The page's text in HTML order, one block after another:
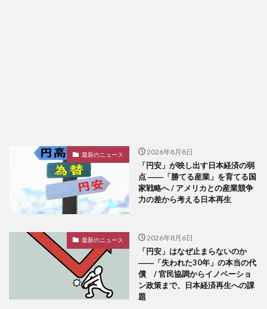
最新のニュース 2026年8月8日
「円安」が映し出す日本経済の弱
点 ――「勝てる産業」を育てる国
家戦略へ / アメリカとの産業競争
力の差から考える日本再生
最新のニュース 2026年8月6日
「円安」はなぜ止まらないのか
――「失われた30年」の本当の代
償 / 官民協調からイノベーショ
ン政策まで、日本経済再生への課
題